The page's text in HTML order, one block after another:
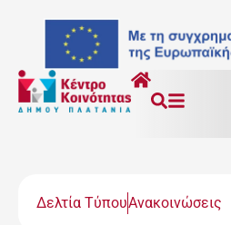
Δελτία ΤύπουΑνακοινώσεις